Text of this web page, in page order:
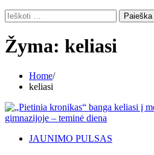
Ieškoti:
Žyma: keliasi
Home
keliasi
JAUNIMO PULSAS